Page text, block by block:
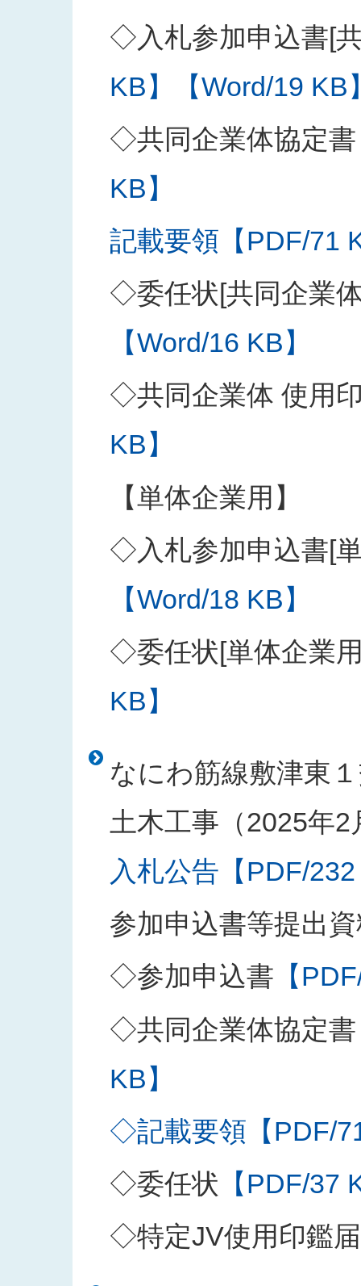
◇入札参加申込書[
KB】
【Word/19 KB
◇共同企業体協定書
KB】
記載要領【PDF/71
◇委任状[共同企業
【Word/16 KB】
◇共同企業体 使用
KB】
【単体企業用】
◇入札参加申込書[
【Word/18 KB】
◇委任状[単体企業
KB】
なにわ筋線敷津東
土木工事（2025年2
入札公告【PDF/
参加申込書等提出
◇参加申込書 【
◇共同企業体協定書
KB】
◇記載要領【PDF/
◇委任状 【PDF/37
◇特定JV使用印鑑届